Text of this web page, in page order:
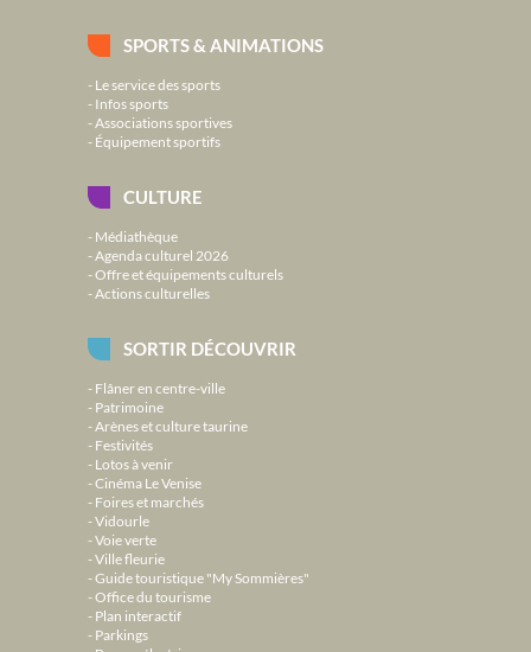
SPORTS & ANIMATIONS
Le service des sports
Infos sports
Associations sportives
Équipement sportifs
CULTURE
Médiathèque
Agenda culturel 2026
Offre et équipements culturels
Actions culturelles
SORTIR DÉCOUVRIR
Flâner en centre-ville
Patrimoine
Arènes et culture taurine
Festivités
Lotos à venir
Cinéma Le Venise
Foires et marchés
Vidourle
Voie verte
Ville fleurie
Guide touristique "My Sommières"
Office du tourisme
Plan interactif
Parkings